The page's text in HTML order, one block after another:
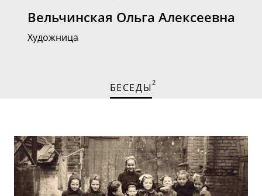
Вельчинская Ольга Алексеевна
Художница
БЕСЕДЫ2